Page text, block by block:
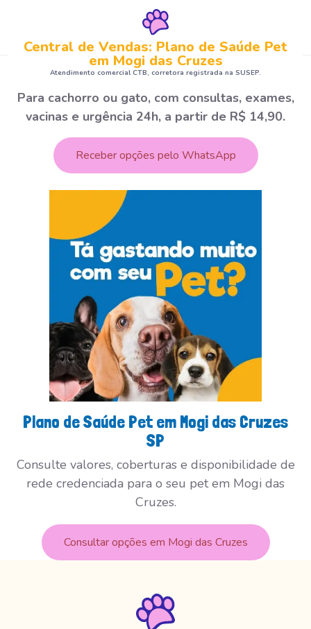
Central de Vendas: Plano de Saúde Pet
em Mogi das Cruzes
Atendimento comercial CTB, corretora registrada na SUSEP.
Para cachorro ou gato, com consultas, exames,
vacinas e urgência 24h, a partir de R$ 14,90.
Receber opções pelo WhatsApp
Plano de Saúde Pet em Mogi das Cruzes
SP
Consulte valores, coberturas e disponibilidade de
rede credenciada para o seu pet em Mogi das
Cruzes.
Consultar opções em Mogi das Cruzes